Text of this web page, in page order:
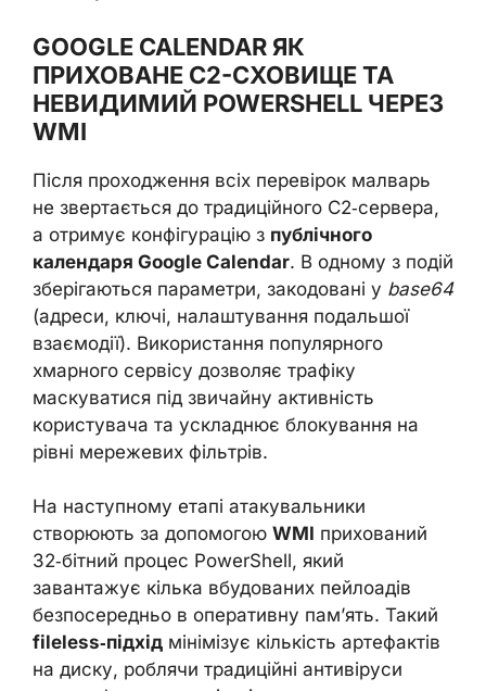
GOOGLE CALENDAR ЯК
ПРИХОВАНЕ C2-СХОВИЩЕ ТА
НЕВИДИМИЙ POWERSHELL ЧЕРЕЗ
WMI
Після проходження всіх перевірок малварь
не звертається до традиційного C2‑сервера,
а отримує конфігурацію з публічного
календаря Google Calendar. В одному з подій
зберігаються параметри, закодовані у base64
(адреси, ключі, налаштування подальшої
взаємодії). Використання популярного
хмарного сервісу дозволяє трафіку
маскуватися під звичайну активність
користувача та ускладнює блокування на
рівні мережевих фільтрів.
На наступному етапі атакувальники
створюють за допомогою WMI прихований
32‑бітний процес PowerShell, який
завантажує кілька вбудованих пейлоадів
безпосередньо в оперативну пам’ять. Такий
fileless‑підхід мінімізує кількість артефактів
на диску, роблячи традиційні антивіруси